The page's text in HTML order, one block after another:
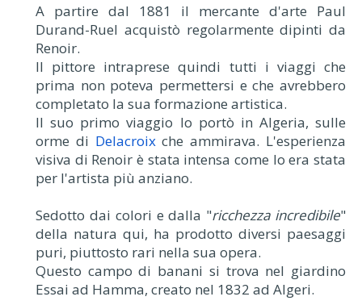
A partire dal 1881 il mercante d'arte Paul
Durand-Ruel acquistò regolarmente dipinti da
Renoir.
Il pittore intraprese quindi tutti i viaggi che
prima non poteva permettersi e che avrebbero
completato la sua formazione artistica.
Il suo primo viaggio lo portò in Algeria, sulle
orme di Delacroixche ammirava. L'esperienza
visiva di Renoir è stata intensa come lo era stata
per l'artista più anziano.
Sedotto dai colori e dalla "ricchezza incredibile"
della natura qui, ha prodotto diversi paesaggi
puri, piuttosto rari nella sua opera.
Questo campo di banani si trova nel giardino
Essai ad Hamma, creato nel 1832 ad Algeri.